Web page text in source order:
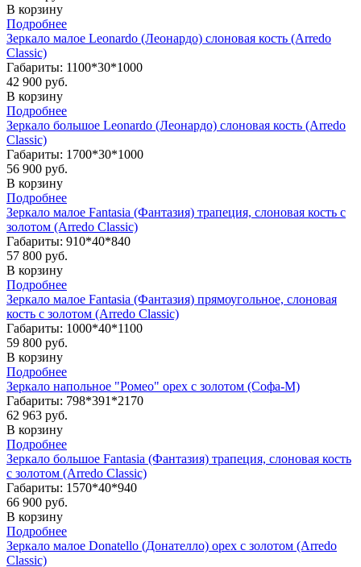
В корзину
Подробнее
Зеркало малое Leonardo (Леонардо) слоновая кость (Arredo
Classic)
Габариты: 1100*30*1000
42 900 руб.
В корзину
Подробнее
Зеркало большое Leonardo (Леонардо) слоновая кость (Arredo
Classic)
Габариты: 1700*30*1000
56 900 руб.
В корзину
Подробнее
Зеркало малое Fantasia (Фантазия) трапеция, слоновая кость с
золотом (Arredo Classic)
Габариты: 910*40*840
57 800 руб.
В корзину
Подробнее
Зеркало малое Fantasia (Фантазия) прямоугольное, слоновая
кость с золотом (Arredo Classic)
Габариты: 1000*40*1100
59 800 руб.
В корзину
Подробнее
Зеркало напольное "Ромео" орех с золотом (Софа-М)
Габариты: 798*391*2170
62 963 руб.
В корзину
Подробнее
Зеркало большое Fantasia (Фантазия) трапеция, слоновая кость
с золотом (Arredo Classic)
Габариты: 1570*40*940
66 900 руб.
В корзину
Подробнее
Зеркало малое Donatello (Донателло) орех с золотом (Arredo
Classic)